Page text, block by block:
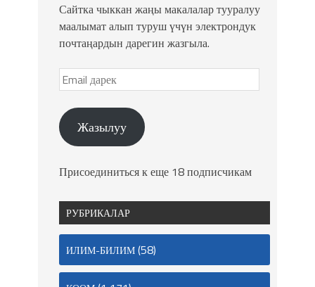
Сайтка чыккан жаңы макалалар тууралуу
маалымат алып туруш үчүн электрондук
почтаңардын дарегин жазгыла.
Жазылуу
Присоединиться к еще 18 подписчикам
РУБРИКАЛАР
ИЛИМ-БИЛИМ(58)